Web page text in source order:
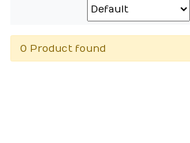
0 Product found